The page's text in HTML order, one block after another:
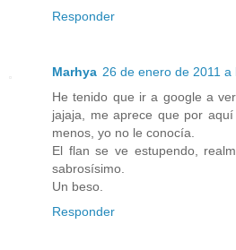
Responder
Marhya 26 de enero de 2011 a
He tenido que ir a google a
jajaja, me aprece que por
menos, yo no le conocía.
El flan se ve estupendo,
sabrosísimo.
Un beso.
Responder